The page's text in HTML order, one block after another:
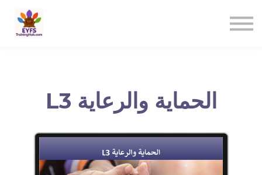
L3 الحماية والرعاية